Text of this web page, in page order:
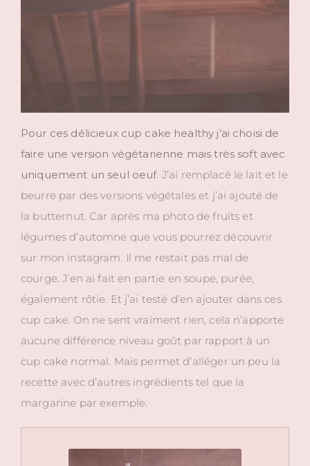
Pour ces délicieux cup cake healthy j’ai choisi de
faire une version végétarienne mais très soft avec
uniquement un seul oeuf. J’ai remplacé le lait et le
beurre par des versions végétales et j’ai ajouté de
la butternut. Car après ma photo de fruits et
légumes d’automne que vous pourrez découvrir
sur mon instagram. Il me restait pas mal de
courge. J’en ai fait en partie en soupe, purée,
également rôtie. Et j’ai testé d’en ajouter dans ces
cup cake. On ne sent vraiment rien, cela n’apporte
aucune différence niveau goût par rapport à un
cup cake normal. Mais permet d’alléger un peu la
recette avec d’autres ingrédients tel que la
margarine par exemple.